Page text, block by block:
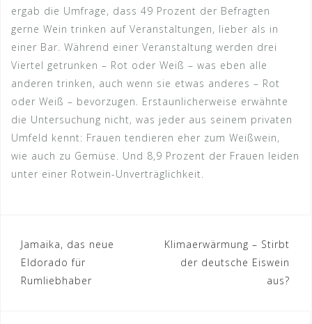
ergab die Umfrage, dass 49 Prozent der Befragten
gerne Wein trinken auf Veranstaltungen, lieber als in
einer Bar. Während einer Veranstaltung werden drei
Viertel getrunken – Rot oder Weiß – was eben alle
anderen trinken, auch wenn sie etwas anderes – Rot
oder Weiß – bevorzugen. Erstaunlicherweise erwähnte
die Untersuchung nicht, was jeder aus seinem privaten
Umfeld kennt: Frauen tendieren eher zum Weißwein,
wie auch zu Gemüse. Und 8,9 Prozent der Frauen leiden
unter einer Rotwein-Unverträglichkeit.
Beitragsnavigation
Jamaika, das neue
Eldorado für
Rumliebhaber
Klimaerwärmung – Stirbt
der deutsche Eiswein
aus?